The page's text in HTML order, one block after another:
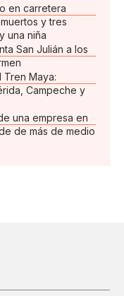
en carretera
y tres
una niña
San Julián a los
Maya:
Campeche y
una empresa en
de más de medio